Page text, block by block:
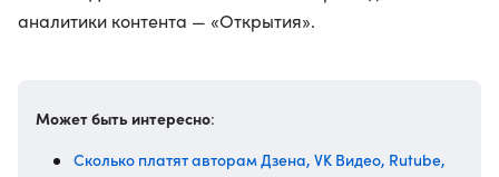
аналитики контента — «Открытия».
Может быть интересно:
Сколько платят авторам Дзена, VK Видео, Rutube,